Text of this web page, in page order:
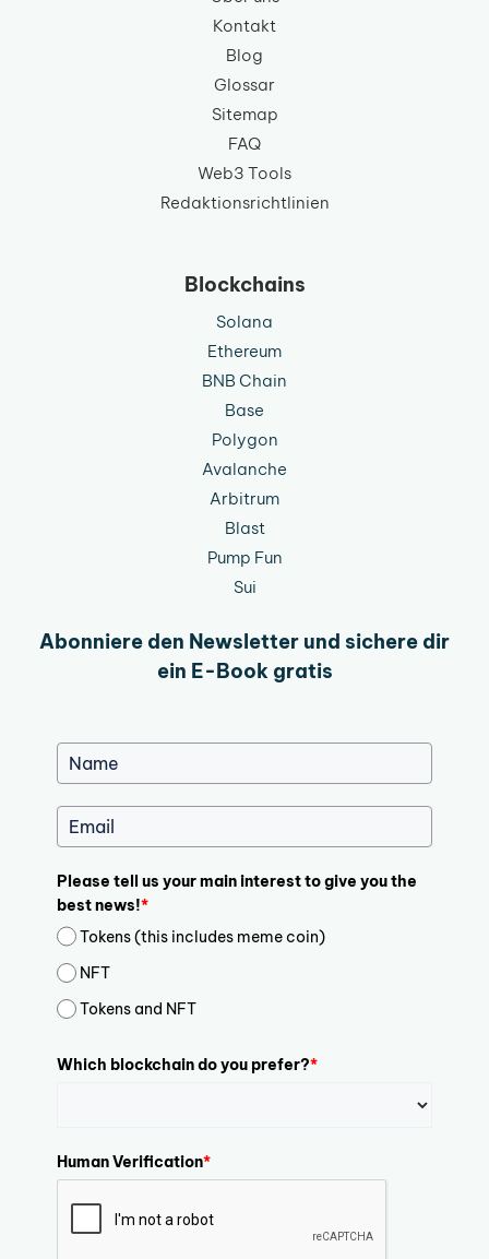
Kontakt
Blog
Glossar
Sitemap
FAQ
Web3 Tools
Redaktionsrichtlinien
Blockchains
Solana
Ethereum
BNB Chain
Base
Polygon
Avalanche
Arbitrum
Blast
Pump Fun
Sui
Abonniere den Newsletter und sichere dir
ein E-Book gratis
Please tell us your main interest to give you the
best news!*
Tokens (this includes meme coin)
NFT
Tokens and NFT
Which blockchain do you prefer?*
Human Verification*